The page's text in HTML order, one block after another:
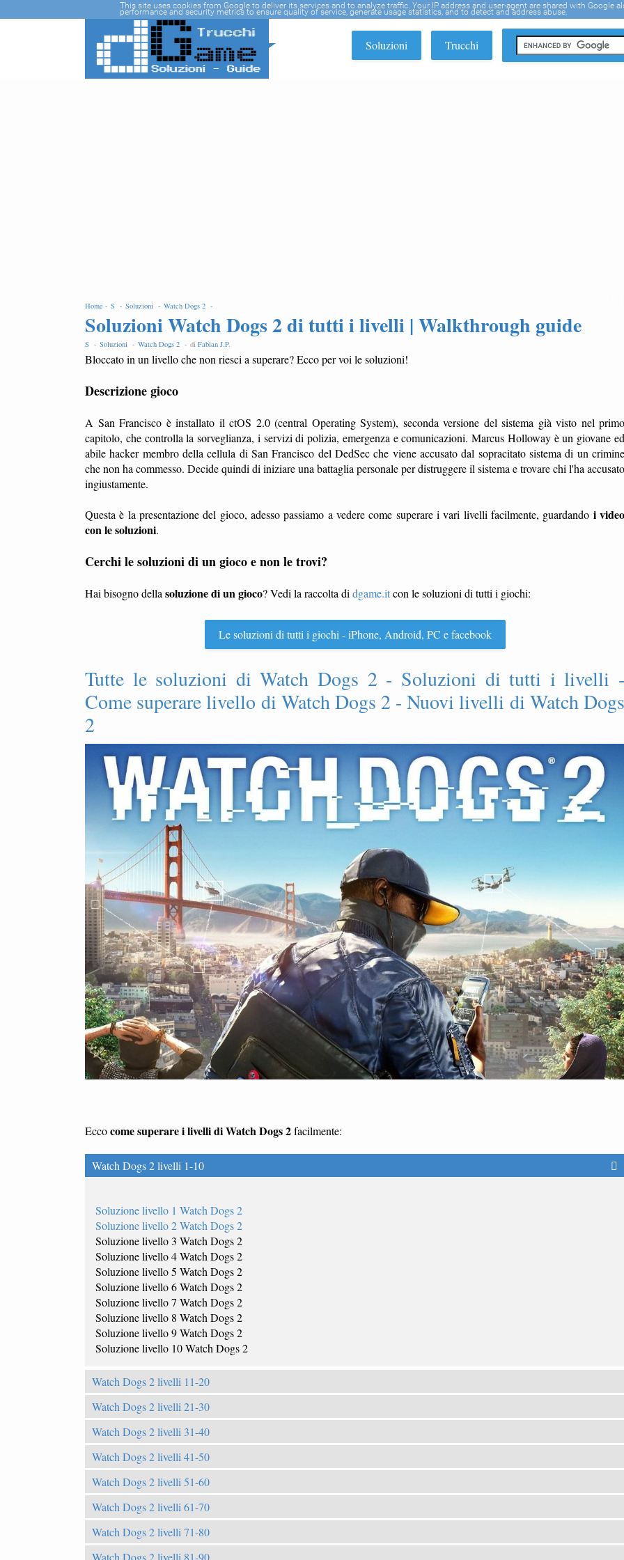
Soluzioni Trucchi
Home - S - Soluzioni - Watch Dogs 2 -
Soluzioni Watch Dogs 2 di tutti i livelli | Walkthrough guide
S - Soluzioni - Watch Dogs 2 - di Fabian J.P.
Bloccato in un livello che non riesci a superare? Ecco per voi le soluzioni!
Descrizione gioco
A San Francisco è installato il ctOS 2.0 (central Operating System), seconda versione del sistema già visto nel primo
capitolo, che controlla la sorveglianza, i servizi di polizia, emergenza e comunicazioni. Marcus Holloway è un giovane ed
abile hacker membro della cellula di San Francisco del DedSec che viene accusato dal sopracitato sistema di un crimine
che non ha commesso. Decide quindi di iniziare una battaglia personale per distruggere il sistema e trovare chi l'ha accusato
ingiustamente.
Questa è la presentazione del gioco, adesso passiamo a vedere come superare i vari livelli facilmente, guardando i
con le soluzioni.
Cerchi le soluzioni di un gioco e non le trovi?
Hai bisogno della soluzione di un gioco? Vedi la raccolta di dgame.itcon le soluzioni di tutti i giochi:
Le soluzioni di tutti i giochi - iPhone, Android, PC e facebook
Tutte le soluzioni di Watch Dogs 2 - Soluzioni di tutti i livelli -
Come superare livello di Watch Dogs 2 - Nuovi livelli di Watch Dogs
2
Eccocome superare i livelli di Watch Dogs 2facilmente:
Watch Dogs 2 livelli 1-10
Soluzione livello 1 Watch Dogs 2
Soluzione livello 2 Watch Dogs 2
Soluzione livello 3 Watch Dogs 2
Soluzione livello 4 Watch Dogs 2
Soluzione livello 5 Watch Dogs 2
Soluzione livello 6 Watch Dogs 2
Soluzione livello 7 Watch Dogs 2
Soluzione livello 8 Watch Dogs 2
Soluzione livello 9 Watch Dogs 2
Soluzione livello 10 Watch Dogs 2
Watch Dogs 2 livelli 11-20
Watch Dogs 2 livelli 21-30
Watch Dogs 2 livelli 31-40
Watch Dogs 2 livelli 41-50
Watch Dogs 2 livelli 51-60
Watch Dogs 2 livelli 61-70
Watch Dogs 2 livelli 71-80
Watch Dogs 2 livelli 81-90
This site uses cookies from Google to deliver its services and to analyze traffic. Your IP address and user-agent are shared with Google
performance and security metrics to ensure quality of service, generate usage statistics, and to detect and address abuse.